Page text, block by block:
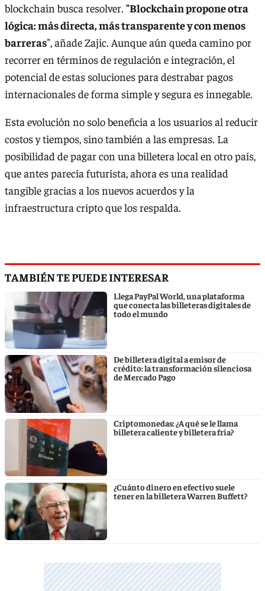
blockchain busca resolver. "Blockchain propone otra
lógica: más directa, más transparente y con menos
barreras", añade Zajic. Aunque aún queda camino por
recorrer en términos de regulación e integración, el
potencial de estas soluciones para destrabar pagos
internacionales de forma simple y segura es innegable.
Esta evolución no solo beneficia a los usuarios al reducir
costos y tiempos, sino también a las empresas. La
posibilidad de pagar con una billetera local en otro país,
que antes parecía futurista, ahora es una realidad
tangible gracias a los nuevos acuerdos y la
infraestructura cripto que los respalda.
TAMBIÉN TE PUEDE INTERESAR
Llega PayPal World, una plataforma
que conecta las billeteras digitales de
todo el mundo
De billetera digital a emisor de
crédito: la transformación silenciosa
de Mercado Pago
Criptomonedas: ¿A qué se le llama
billetera caliente y billetera fría?
¿Cuánto dinero en efectivo suele
tener en la billetera Warren Buffett?